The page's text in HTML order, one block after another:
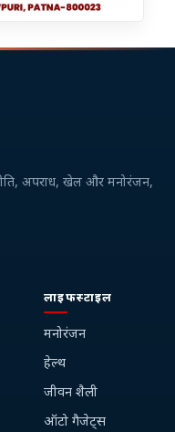
अपराध, खेल और मनोरंजन,
लाइफस्टाइल
मनोरंजन
हेल्थ
जीवन शैली
ऑटो गैजेट्स